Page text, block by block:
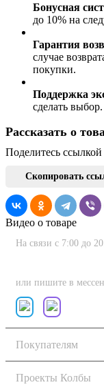
Бонусная
до 10% на
Гарантия
случае
покупки.
Поддержка
сделать
Рассказать о
Поделитесь
Скопировать
Видео о товаре
На связи с 7:00 до
или пишите в
Покупателям
Проекты Колбы